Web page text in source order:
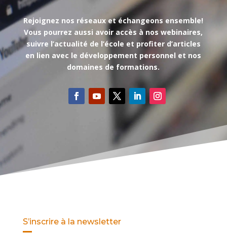
Rejoignez nos réseaux et échangeons ensemble!
Vous pourrez aussi avoir accès à nos webinaires,
suivre l’actualité de l’école et profiter d’articles
en lien avec le développement personnel et nos
domaines de formations.
S’inscrire à la newsletter